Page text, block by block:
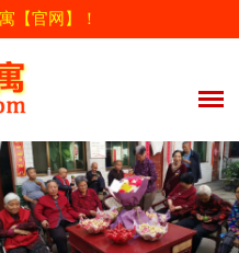
【官网】！